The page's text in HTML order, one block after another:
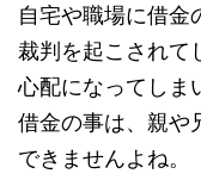
自宅や職場に借金
裁判を起こされて
心配になってしま
借金の事は、親や
できませんよね。